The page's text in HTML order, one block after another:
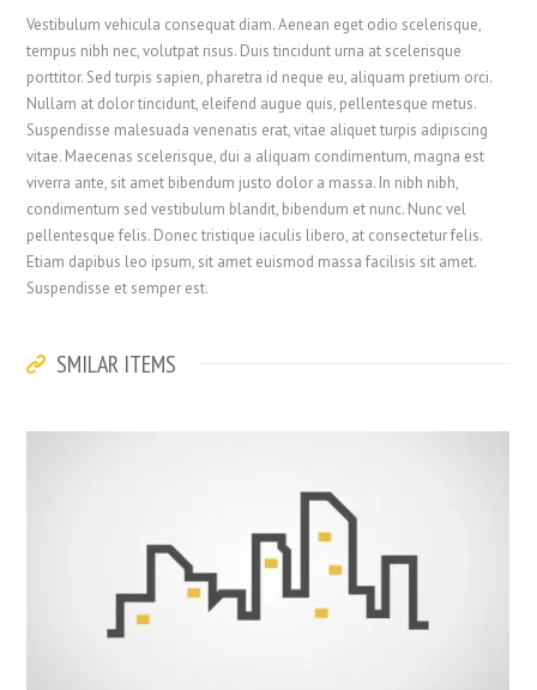
Vestibulum vehicula consequat diam. Aenean eget odio scelerisque,
tempus nibh nec, volutpat risus. Duis tincidunt urna at scelerisque
porttitor. Sed turpis sapien, pharetra id neque eu, aliquam pretium orci.
Nullam at dolor tincidunt, eleifend augue quis, pellentesque metus.
Suspendisse malesuada venenatis erat, vitae aliquet turpis adipiscing
vitae. Maecenas scelerisque, dui a aliquam condimentum, magna est
viverra ante, sit amet bibendum justo dolor a massa. In nibh nibh,
condimentum sed vestibulum blandit, bibendum et nunc. Nunc vel
pellentesque felis. Donec tristique iaculis libero, at consectetur felis.
Etiam dapibus leo ipsum, sit amet euismod massa facilisis sit amet.
Suspendisse et semper est.
SMILAR ITEMS